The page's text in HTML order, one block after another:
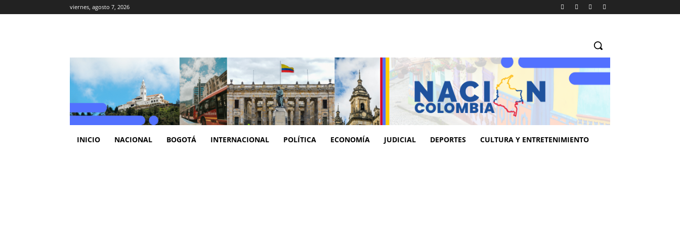
viernes, agosto 7, 2026
INICIO NACIONAL BOGOTÁ INTERNACIONAL POLÍTICA ECONOMÍA JUDICIAL DEPORTES CULTURA Y ENTRETENIMIENTO